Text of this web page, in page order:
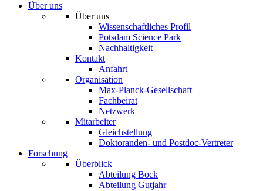
Über uns
Über uns
Wissenschaftliches Profil
Potsdam Science Park
Nachhaltigkeit
Kontakt
Anfahrt
Organisation
Max-Planck-Gesellschaft
Fachbeirat
Netzwerk
Mitarbeiter
Gleichstellung
Doktoranden- und Postdoc-Vertreter
Forschung
Überblick
Abteilung Bock
Abteilung Gutjahr